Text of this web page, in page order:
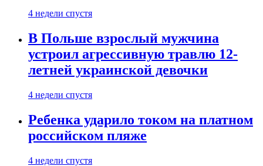
4 недели спустя
В Польше взрослый мужчина
устроил агрессивную травлю 12-
летней украинской девочки
4 недели спустя
Ребенка ударило током на платном
российском пляже
4 недели спустя